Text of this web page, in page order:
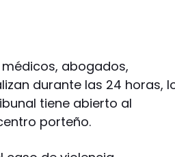
abogados,
durante las 24 horas,
tiene abierto al
porteño.